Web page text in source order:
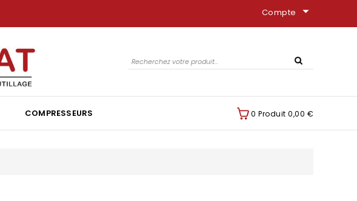
Compte arrow_drop_down
COMPRESSEURS 0 Produit 0,00 €